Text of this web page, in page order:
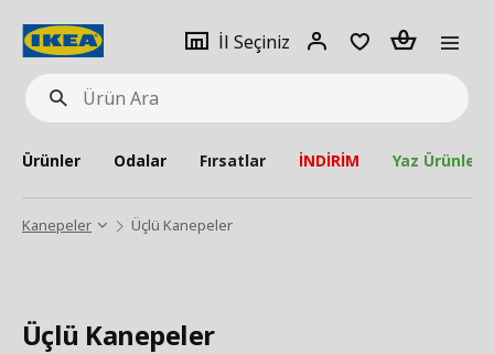
Ürün
Ara
İl Seçiniz
Giriş
Adet
Ürünler Odalar Fırsatlar İNDİRİM Yaz Ürünleri
Kanepeler Üçlü Kanepeler
Üçlü Kanepeler